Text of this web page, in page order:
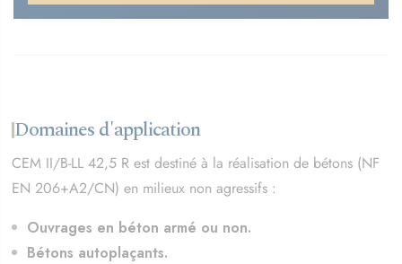
Domaines d'application
CEM II/B-LL 42,5 R est destiné à la réalisation de bétons (NF
EN 206+A2/CN) en milieux non agressifs :
Ouvrages en béton armé ou non.
Bétons autoplaçants.